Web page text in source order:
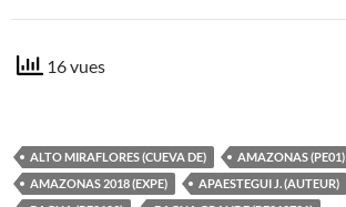
16 vues
ALTO MIRAFLORES (CUEVA DE)
AMAZONAS (PE01)
AMAZONAS 2018 (EXPE)
APAESTEGUI J. (AUTEUR)